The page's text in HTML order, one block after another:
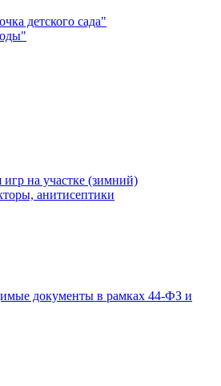
детского сада"
на участке (зимний)
анитисептики
документы в рамках 44-ФЗ и